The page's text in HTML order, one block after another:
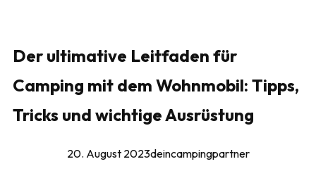
Der ultimative Leitfaden für
Camping mit dem Wohnmobil: Tipps,
Tricks und wichtige Ausrüstung
20. August 2023deincampingpartner